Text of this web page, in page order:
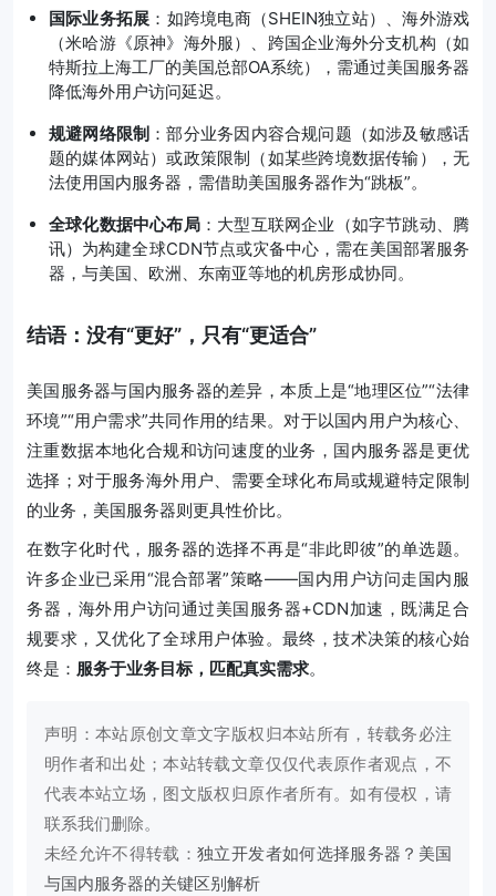
国际业务拓展 ：如跨境电商（SHEIN独立站）、海外游戏
（米哈游《原神》海外服）、跨国企业海外分支机构（如
特斯拉上海工厂的美国总部OA系统），需通过美国服务器
降低海外用户访问延迟。
规避网络限制 ：部分业务因内容合规问题（如涉及敏感话
题的媒体网站）或政策限制（如某些跨境数据传输），无
法使用国内服务器，需借助美国服务器作为“跳板”。
全球化数据中心布局：大型互联网企业（如字节跳动、腾
讯）为构建全球CDN节点或灾备中心，需在美国部署服务
器，与美国、欧洲、东南亚等地的机房形成协同。
结语：没有“更好”，只有“更适合”
美国服务器与国内服务器的差异，本质上是“地理区位”“法律
环境”“用户需求”共同作用的结果。对于以国内用户为核心、
注重数据本地化合规和访问速度的业务，国内服务器是更优
选择；对于服务海外用户、需要全球化布局或规避特定限制
的业务，美国服务器则更具性价比。
在数字化时代，服务器的选择不再是“非此即彼”的单选题。
许多企业已采用“混合部署”策略——国内用户访问走国内服
务器，海外用户访问通过美国服务器+CDN加速，既满足合
规要求，又优化了全球用户体验。最终，技术决策的核心始
终是： 服务于业务目标，匹配真实需求。
声明：本站原创文章文字版权归本站所有，转载务必注
明作者和出处；本站转载文章仅仅代表原作者观点，不
代表本站立场，图文版权归原作者所有。如有侵权，请
联系我们删除。
未经允许不得转载：独立开发者如何选择服务器？美国
与国内服务器的关键区别解析